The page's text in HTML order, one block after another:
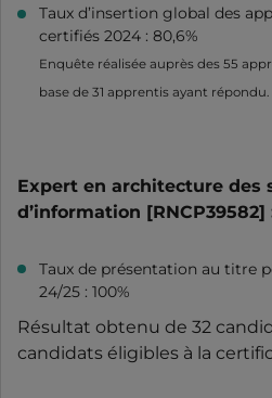
Taux d’insertion global des
certifiés 2024 : 80,6%
Enquête réalisée auprès des 55
base de 31 apprentis ayant répondu.
Expert en architecture des
d’information [RNCP39582]
Taux de présentation au titre
24/25 : 100%
Résultat obtenu de 32
candidats éligibles à la